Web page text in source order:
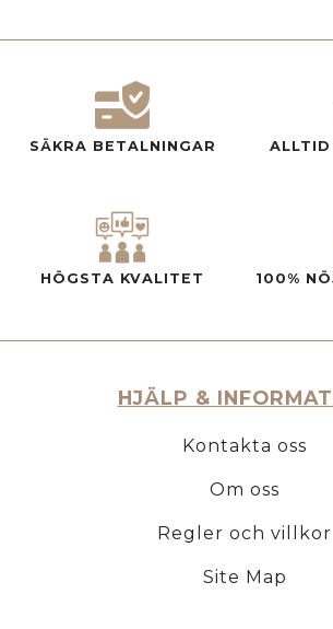
SÄKRA BETALNINGAR
HÖGSTA KVALITET 100%
HJÄLP &
Kontakta oss
Om oss
Regler och villkor
Site Map